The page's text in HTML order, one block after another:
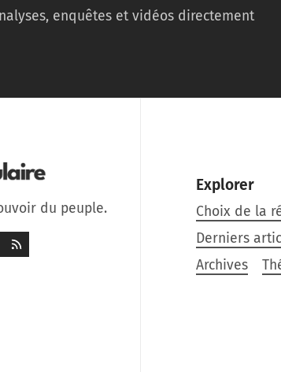
enquêtes et vidéos directement
du peuple.
Explorer
Choix de la
Derniers
Archives